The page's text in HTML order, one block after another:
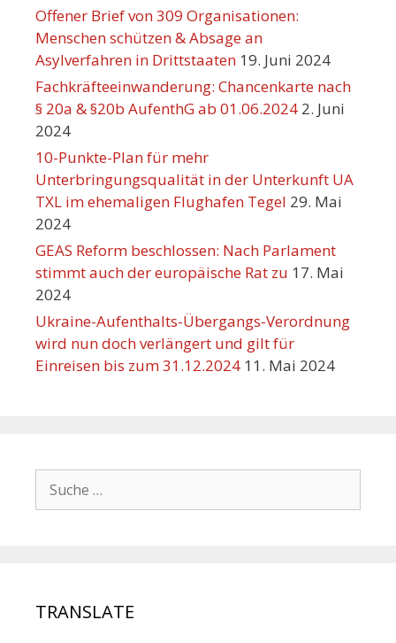
Offener Brief von 309 Organisationen:
Menschen schützen & Absage an
Asylverfahren in Drittstaaten 19. Juni 2024
Fachkräfteeinwanderung: Chancenkarte nach
§ 20a & §20b AufenthG ab 01.06.2024 2. Juni
2024
10-Punkte-Plan für mehr
Unterbringungsqualität in der Unterkunft UA
TXL im ehemaligen Flughafen Tegel 29. Mai
2024
GEAS Reform beschlossen: Nach Parlament
stimmt auch der europäische Rat zu 17. Mai
2024
Ukraine-Aufenthalts-Übergangs-Verordnung
wird nun doch verlängert und gilt für
Einreisen bis zum 31.12.2024 11. Mai 2024
TRANSLATE